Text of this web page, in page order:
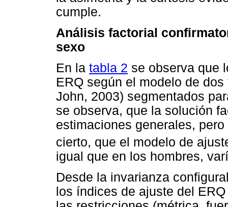
cumple.
Análisis factorial
sexo
En la tabla 2 se observa que
ERQ según el modelo de
John, 2003) segmentados
se observa, que la solución
estimaciones generales,
cierto, que el modelo de
igual que en los hombres,
Desde la invarianza
los índices de ajuste del